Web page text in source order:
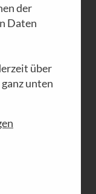
der
Daten
über
unten